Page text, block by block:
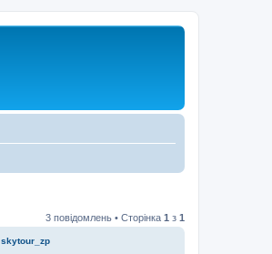
3 повідомлень • Сторінка 1 з 1
skytour_zp